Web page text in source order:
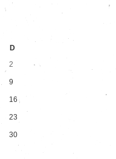
D
2
9
16
23
30